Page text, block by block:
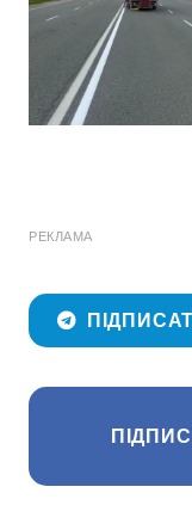
РЕКЛАМА